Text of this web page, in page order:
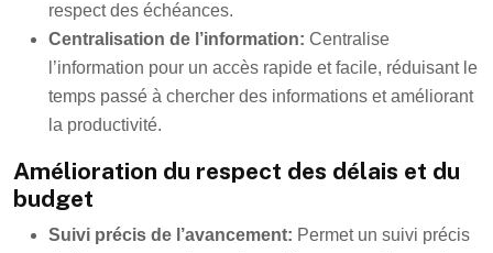
respect des échéances.
Centralisation de l’information: Centralise
l’information pour un accès rapide et facile, réduisant le
temps passé à chercher des informations et améliorant
la productivité.
Amélioration du respect des délais et du
budget
Suivi précis de l’avancement: Permet un suivi précis